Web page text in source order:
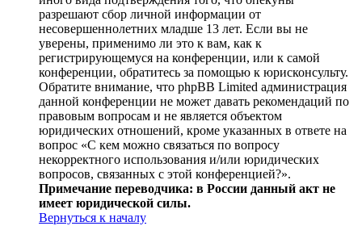
разрешают сбор личной информации от
несовершеннолетних младше 13 лет. Если вы не
уверены, применимо ли это к вам, как к
регистрирующемуся на конференции, или к самой
конференции, обратитесь за помощью к юрисконсульту.
Обратите внимание, что phpBB Limited администрация
данной конференции не может давать рекомендаций по
правовым вопросам и не является объектом
юридических отношений, кроме указанных в ответе на
вопрос «С кем можно связаться по вопросу
некорректного использования и/или юридических
вопросов, связанных с этой конференцией?».
Примечание переводчика: в России данный акт не
имеет юридической силы.
Вернуться к началу